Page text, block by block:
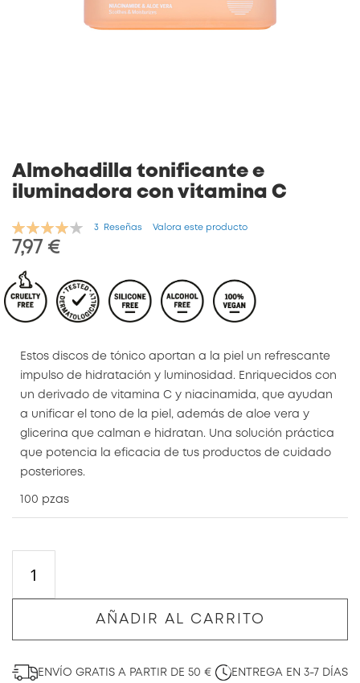
imágenes
Almohadilla tonificante e
iluminadora con vitamina C
Valoración:
80
% of100
3 Reseñas Valora este producto
7,97 €
Estos discos de tónico aportan a la piel un refrescante
impulso de hidratación y luminosidad. Enriquecidos con
un derivado de vitamina C y niacinamida, que ayudan
a unificar el tono de la piel, además de aloe vera y
glicerina que calman e hidratan. Una solución práctica
que potencia la eficacia de tus productos de cuidado
posteriores.
100 pzas
AÑADIR AL CARRITO
ENVÍO GRATIS A PARTIR DE 50 € ENTREGA EN 3-7 DÍAS